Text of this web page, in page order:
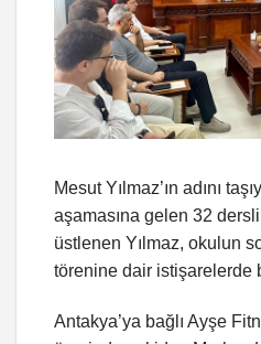
Mesut Yılmaz’ın adını
aşamasına gelen 32
üstlenen Yılmaz, okulun
törenine dair istişarelerde
Antakya’ya bağlı Ayşe